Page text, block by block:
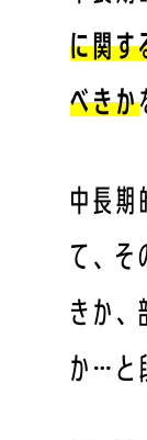
に関す
べきか
中長期
て、そ
きか、
か…と